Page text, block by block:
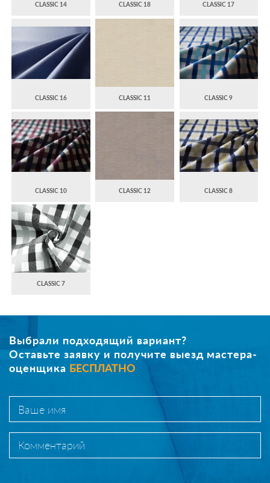
CLASSIC 14 CLASSIC 18 CLASSIC 17
CLASSIC 16 CLASSIC 11 CLASSIC 9
CLASSIC 10 CLASSIC 12 CLASSIC 8
CLASSIC 7
Выбрали подходящий вариант?
Оставьте заявку и получите выезд мастера-
оценщика БЕСПЛАТНО